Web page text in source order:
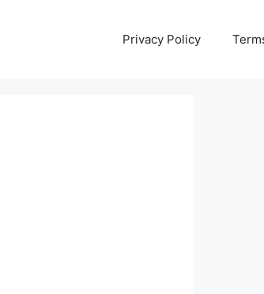
Privacy Policy